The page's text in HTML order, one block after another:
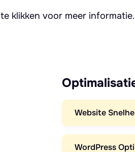
klikken voor meer informatie.
Website
WordPress